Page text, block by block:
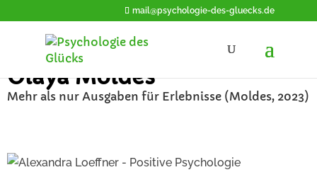
mail@psychologie-des-gluecks.de
Olaya Moldes
Mehr als nur Ausgaben für Erlebnisse (Moldes, 2023)